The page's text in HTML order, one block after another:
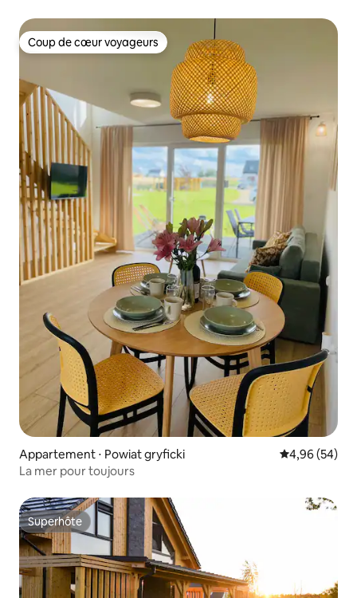
Coup de cœur voyageurs
Coup de cœur voyageurs
Appartement ⋅ Powiat gryficki Évaluation
4,96 (54)
La mer pour toujours
Superhôte
Superhôte